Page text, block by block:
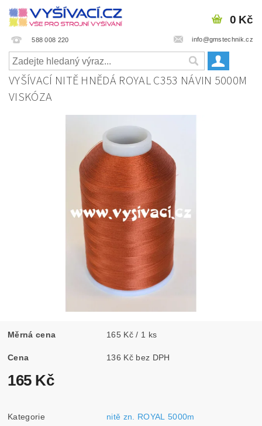
588 008 220 info@gmstechnik.cz
0 Kč
VYŠÍVACÍ NITĚ HNĚDÁ ROYAL C353 NÁVIN 5000M
VISKÓZA
Měrná cena 165 Kč / 1 ks
Cena 136 Kč bez DPH
165 Kč
Kategorie nitě zn. ROYAL 5000m